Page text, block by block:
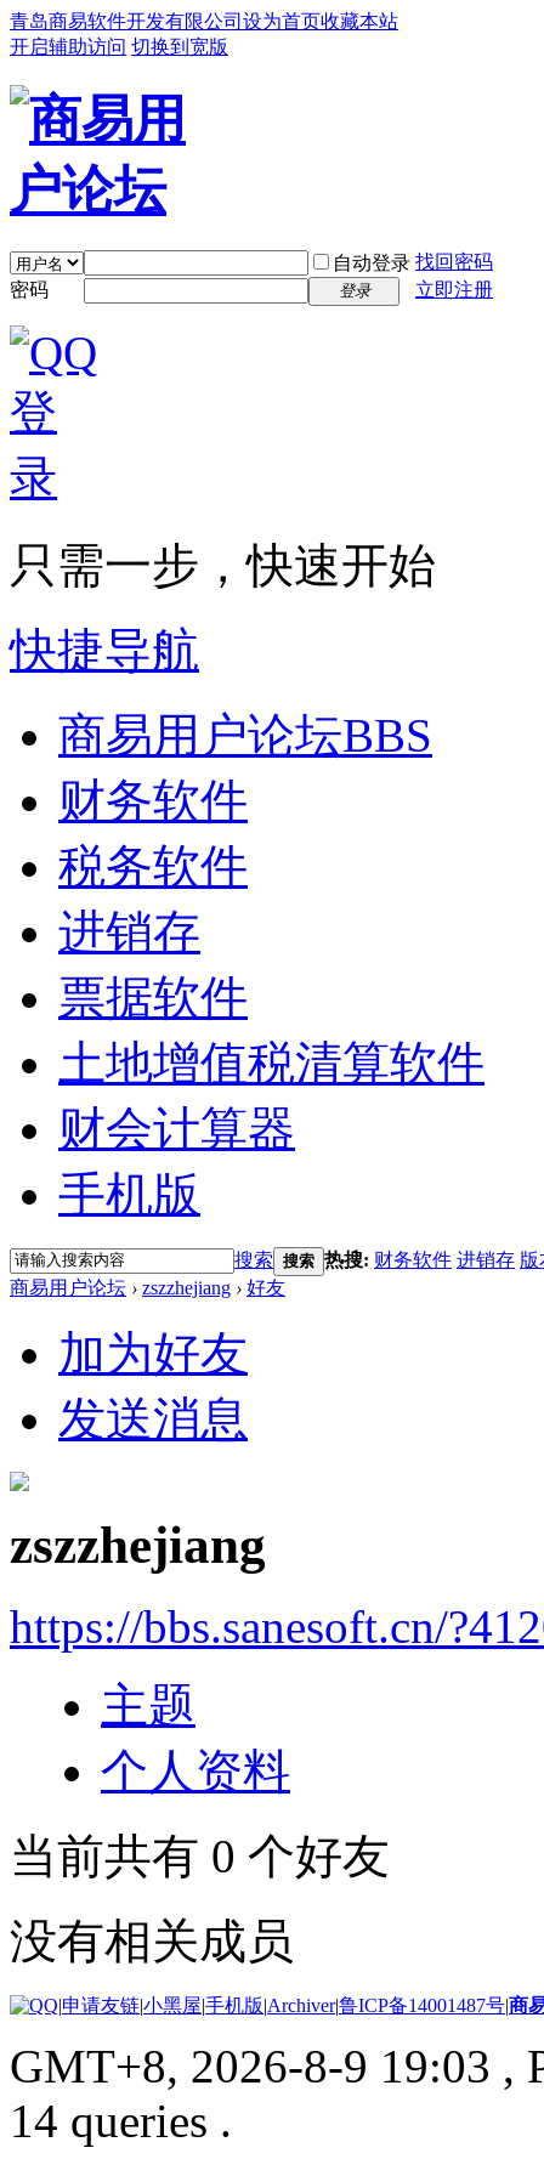
青岛商易软件开发有限公司 设为首页收藏本站
开启辅助访问 切换到宽版
自动登录 找回密码
密码
登录 立即注册
只需一步，快速开始
快捷导航
商易用户论坛BBS
财务软件
税务软件
进销存
票据软件
土地增值税清算软件
财会计算器
手机版
搜索 搜索 热搜: 财务软件 进销存 版
商易用户论坛 › zszzhejiang › 好友
加为好友
发送消息
zszzhejiang
https://bbs.sanesoft.cn/
主题
个人资料
当前共有 0 个好友
没有相关成员
|申请友链|小黑屋|手机版|Archiver|鲁ICP备14001487号|商
GMT+8, 2026-8-9 19:03 ,
14 queries .